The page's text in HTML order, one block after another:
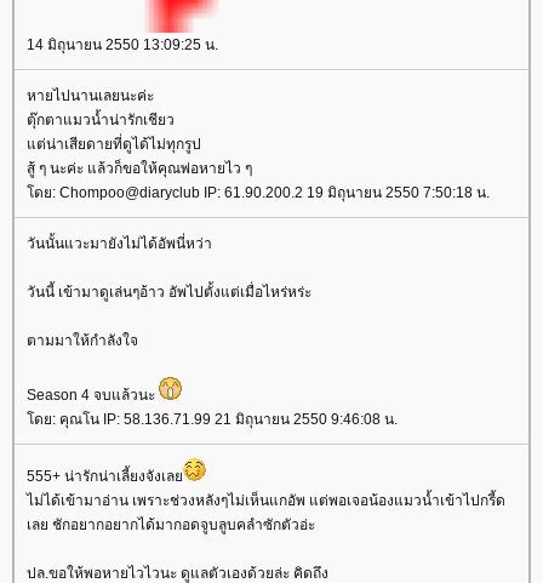
14 มิถุนายน 2550 13:09:25 น.
หายไปนานเลยนะค่ะ
ตุ๊กตาแมวน้ำน่ารักเชียว
ต่น่าเสียดายที่ดูได้ไม่ทุกรูป
สู้ ๆ นะค่ะ แล้วก็ขอให้คุณพ่อหายไว ๆ
ดย: Chompoo@diaryclub IP: 61.90.200.2 19 มิถุนายน 2550 7:50:18 น.
วันนั้นแวะมายังไม่ได้อัพนี่หว่า
วันนี้ เข้ามาดูเล่นๆอ้าว อัพไปตั้งแต่เมื่อไหร่หร่ะ
ตามมาให้กำลังใจ
Season 4 จบแล้วนะ
ดย: คุณโน IP: 58.136.71.99 21 มิถุนายน 2550 9:46:08 น.
555+ น่ารักน่าเลี้ยงจังเล
ไม่ได้เข้ามาอ่าน เพราะช่วงหลังๆไม่เห็นแกอัพ แต่พอเจอน้องแมวน้ำเข้าไปกรี้ด
เลย ชักอยากอยากได้มากอดจูบลูบคลำซักตัวอ่ะ
ปล.ขอให้พอหายไวไวนะ ดูแลตัวเองด้วยล่ะ คิดถึง